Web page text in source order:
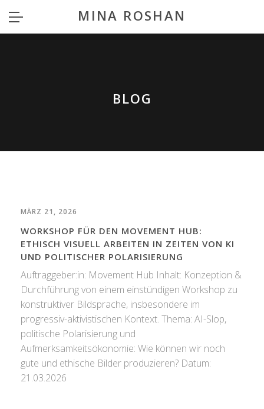
MINA ROSHAN
BLOG
MÄRZ 21, 2026
WORKSHOP FÜR DEN MOVEMENT HUB:
ETHISCH VISUELL ARBEITEN IN ZEITEN VON KI
UND POLITISCHER POLARISIERUNG
Auftraggeber:in: Movement Hub Inhalt: Konzeption &
Durchführung von einem einstündigen Workshop zu
konstruktiver Bildsprache, insbesondere im
progressiv-aktivistischen Kontext. Thema: AI-Slop,
politische Polarisierung und
Aufmerksamkeitsökonomie: Wie können wir noch
gute und ethische Bilder produzieren? Datum:
21.03.2026